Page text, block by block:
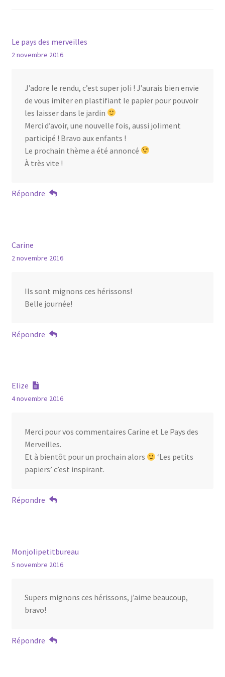
Le pays des merveilles
2 novembre 2016
J’adore le rendu, c’est super joli ! J’aurais bien envie
de vous imiter en plastifiant le papier pour pouvoir
les laisser dans le jardin
Merci d’avoir, une nouvelle fois, aussi joliment
participé ! Bravo aux enfants !
Le prochain thème a été annoncé
À très vite !
Répondre
Carine
2 novembre 2016
Ils sont mignons ces hérissons!
Belle journée!
Répondre
Elize
4 novembre 2016
Merci pour vos commentaires Carine et Le Pays des
Merveilles.
Et à bientôt pour un prochain alors
‘Les petits
papiers’ c’est inspirant.
Répondre
Monjolipetitbureau
5 novembre 2016
Supers mignons ces hérissons, j’aime beaucoup,
bravo!
Répondre